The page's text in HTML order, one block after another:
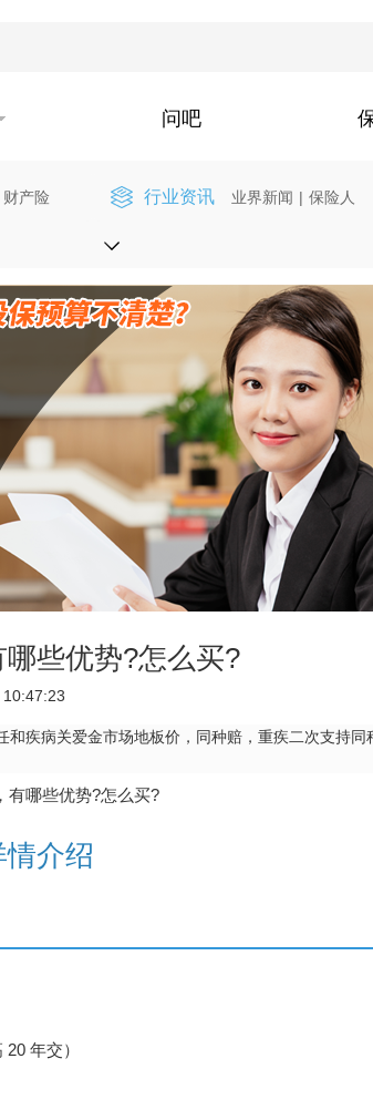
问吧
财产险 行业资讯 业界新闻 | 保险人
些优势?怎么买?
疾病关爱金市场地板价，同种赔，重疾二次支持同
介绍
年交）